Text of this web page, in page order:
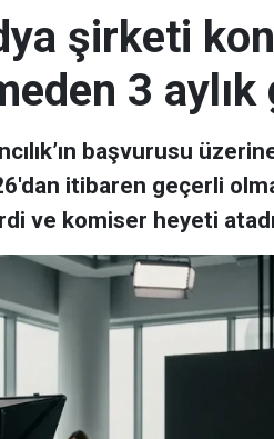
şirketi
3
başvurusu
itibaren geçerli
ve komiser heyeti